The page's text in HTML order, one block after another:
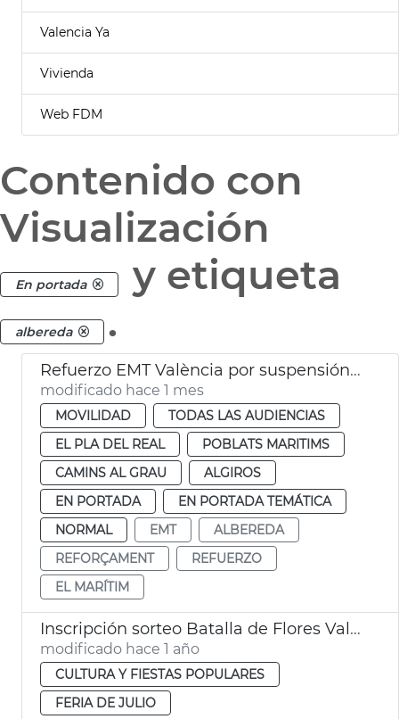
Valencia Ya
Vivienda
Web FDM
Contenido con
Visualización
En portada y etiqueta
albereda .
Refuerzo EMT València por suspensión líneas FGV
modificado hace 1 mes
MOVILIDAD
TODAS LAS AUDIENCIAS
EL PLA DEL REAL
POBLATS MARITIMS
CAMINS AL GRAU
ALGIROS
EN PORTADA
EN PORTADA TEMÁTICA
NORMAL
EMT
ALBEREDA
REFORÇAMENT
REFUERZO
EL MARÍTIM
Inscripción sorteo Batalla de Flores València
modificado hace 1 año
CULTURA Y FIESTAS POPULARES
FERIA DE JULIO